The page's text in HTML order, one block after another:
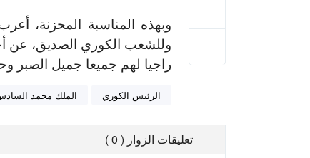
وبهذه المناسبة المحزنة،
وللشعب الكوري الصديق، عن
راجيا لهم جميعا جميل الصبر
الرئيس الكوري الملك محمد
تعليقات الزوار ( 0 )